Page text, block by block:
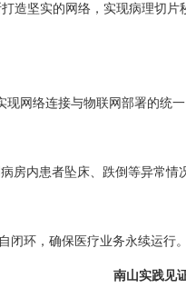
造坚实的网络，实现病理切
网络连接与物联网部署的统
内患者坠床、跌倒等异常
环，确保医疗业务永续运行。
南山实践见